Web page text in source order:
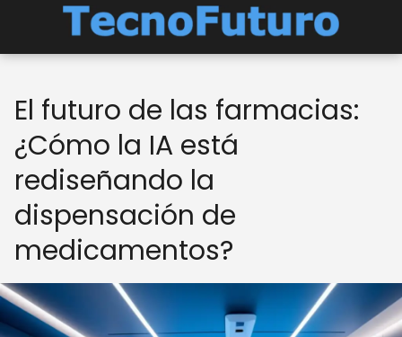
El futuro de las farmacias:
¿Cómo la IA está
rediseñando la
dispensación de
medicamentos?